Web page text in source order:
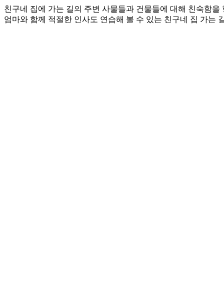
친구네 집에 가는 길의 주변 사물들과 건물들에 대해 친숙함
엄마와 함께 적절한 인사도 연습해 볼 수 있는 친구네 집 가는